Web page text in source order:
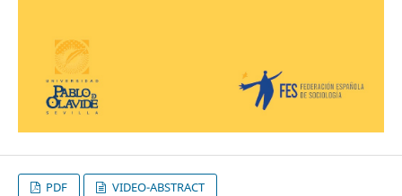
PDF VIDEO-ABSTRACT